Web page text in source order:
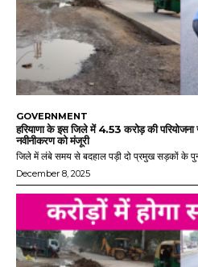
GOVERNMENT
हरियाणा के इस जिले में 4.53 करोड़ की
नवीनीकरण को मंजूरी
जिले में लंबे समय से बदहाल पड़ी दो प्रमुख सड़कों के
December 8, 2025